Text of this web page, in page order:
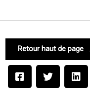
Retour haut de page